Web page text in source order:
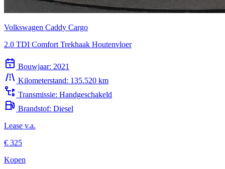
Volkswagen Caddy Cargo
2.0 TDI Comfort Trekhaak Houtenvloer
Bouwjaar: 2021
Kilometerstand: 135.520 km
Transmissie: Handgeschakeld
Brandstof: Diesel
Lease v.a.
€ 325
Kopen